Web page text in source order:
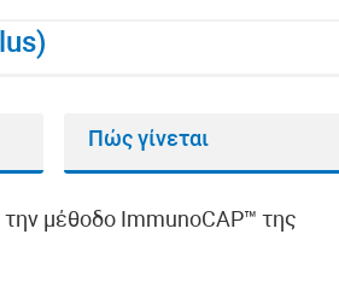
Πώς γίνεται
την μέθοδο ImmunoCAP™ της